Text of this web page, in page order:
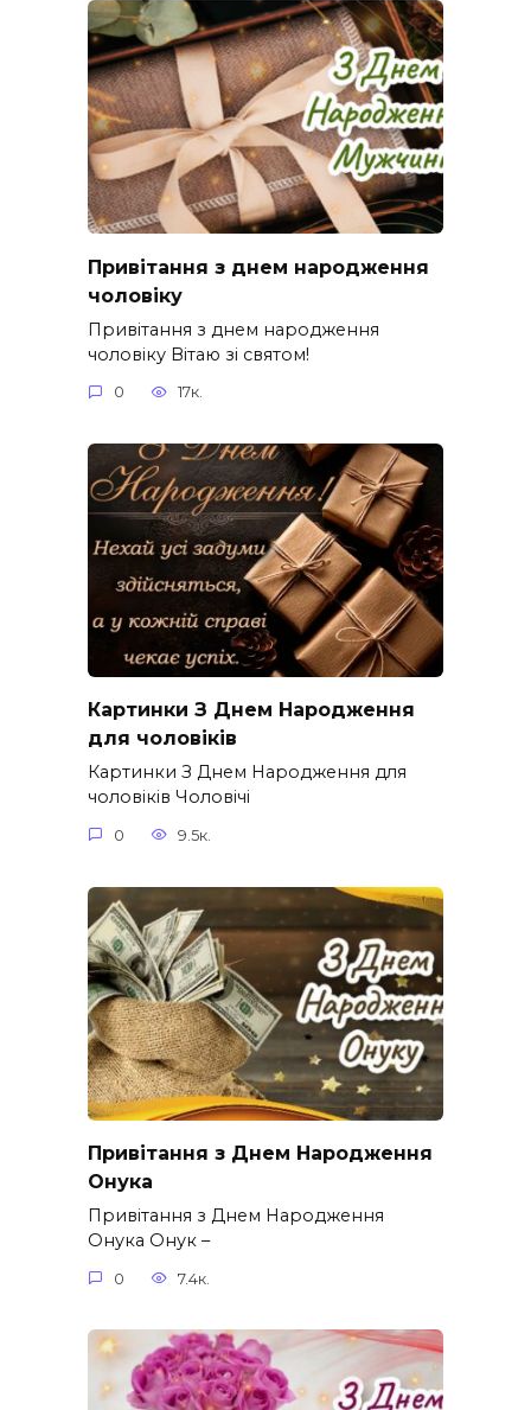
Привітання з днем народження
чоловіку
Привітання з днем народження
чоловіку Вітаю зі святом!
0 17к.
Картинки З Днем Народження
для чоловіків​
Картинки З Днем Народження для
чоловіків​ Чоловічі
0 9.5к.
Привітання з Днем Народження
Онука
Привітання з Днем Народження
Онука Онук –
0 7.4к.